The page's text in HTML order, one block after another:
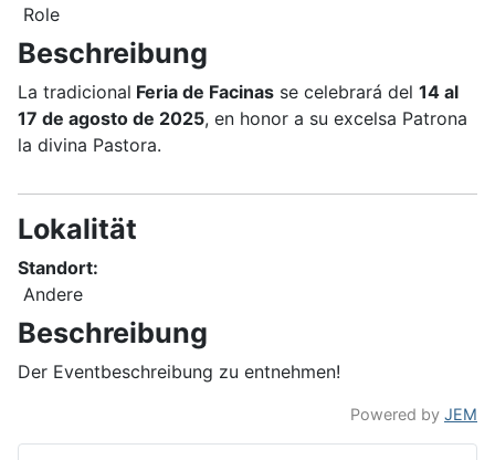
Role
Beschreibung
La tradicional Feria de Facinas se celebrará del 14 al
17 de agosto de 2025, en honor a su excelsa Patrona
la divina Pastora.
Lokalität
Standort:
Andere
Beschreibung
Der Eventbeschreibung zu entnehmen!
Powered by JEM